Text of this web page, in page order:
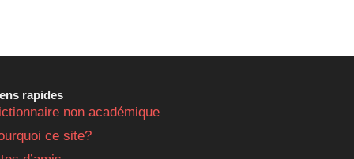
rapides
non académique
ce site?